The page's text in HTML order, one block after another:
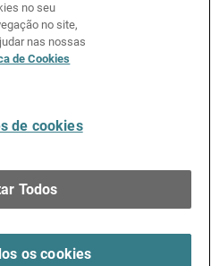
no seu
no site,
nas nossas
de Cookies
de cookies
Todos
os cookies